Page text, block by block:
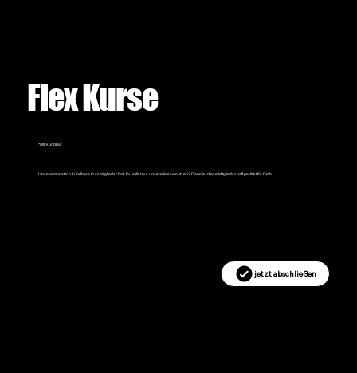
Flex Kurse
*mtl. kündbar
Unsere monatlich kündbare Kursmitgliedschaft. Du willst nur unsere Kurse nutzen? Dann ist diese Mitgliedschaft perfekt für Dich.
jetzt abschließen